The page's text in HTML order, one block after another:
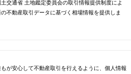
交通省 土地鑑定委員会の取引情報提供制度によ
不動産取引データに基づく相場情報を提供しま
が安心して不動産取引を行えるように、個人情報